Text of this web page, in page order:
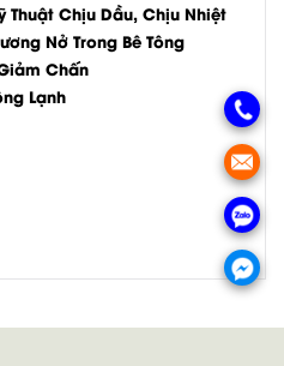
Thuật Chịu Dầu, Chịu Nhiệt
Nở Trong Bê Tông
Chấn
Lạnh